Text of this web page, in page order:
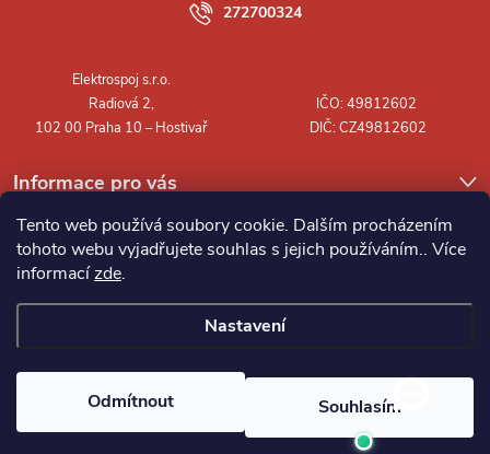
Tento web používá soubory cookie. Dalším procházením
tohoto webu vyjadřujete souhlas s jejich používáním.. Více
informacízde.
Nastavení
Odmítnout Souhlasím
Informace pro vás
272700324
Elektrospoj s.r.o.. Všechna práva vyhrazena.